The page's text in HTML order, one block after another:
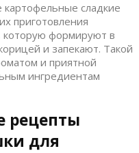
сладкие
приготовления
которую формируют в
и запекают. Такой
и приятной
ингредиентам
рецепты
для